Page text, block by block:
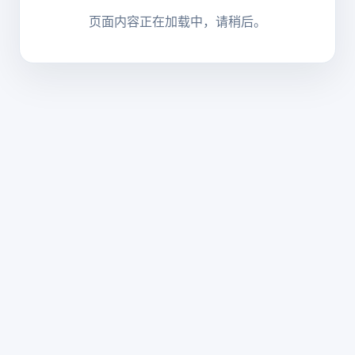
页面内容正在加载中，请稍后。